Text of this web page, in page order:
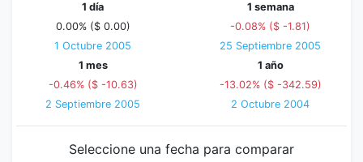
1 día
0.00% ($ 0.00)
1 Octubre 2005
1 semana
-0.08% ($ -1.81)
25 Septiembre 2005
1 mes
-0.46% ($ -10.63)
2 Septiembre 2005
1 año
-13.02% ($ -342.59)
2 Octubre 2004
Seleccione una fecha para comparar